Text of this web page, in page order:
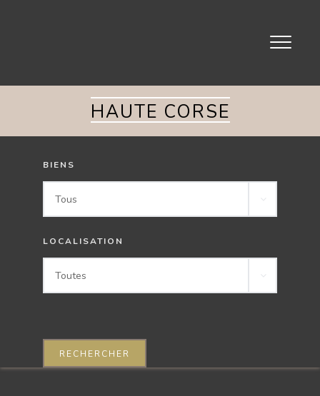
Toggle
HAUTE CORSE
BIENS
Tous
LOCALISATION
Toutes
RECHERCHER